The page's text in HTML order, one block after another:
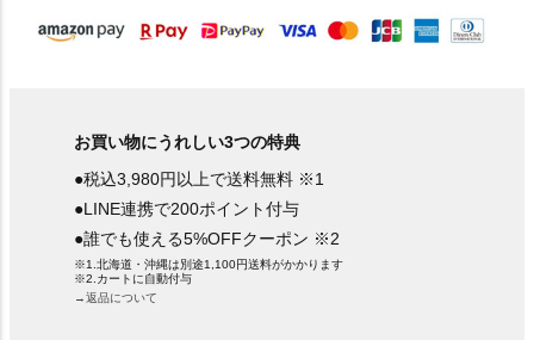
お買い物にうれしい3つの特典
●税込3,980円以上で送料無料 ※1
●LINE連携で200ポイント付与
●誰でも使える5%OFFクーポン ※2
※1.北海道・沖縄は別途1,100円送料がかかります
※2.カートに自動付与
→返品について